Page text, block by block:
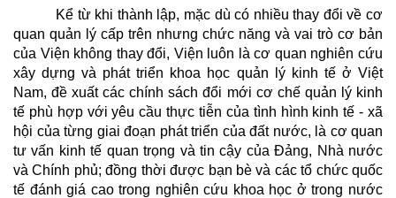
Kể từ khi thành lập, mặc dù có nhiều thay đổi về cơ
quan quản lý cấp trên nhưng chức năng và vai trò cơ bản
của Viện không thay đổi, Viện luôn là cơ quan nghiên cứu
xây dựng và phát triển khoa học quản lý kinh tế ở Việt
Nam, đề xuất các chính sách đổi mới cơ chế quản lý kinh
tế phù hợp với yêu cầu thực tiễn của tình hình kinh tế - xã
hội của từng giai đoạn phát triển của đất nước, là cơ quan
tư vấn kinh tế quan trọng và tin cậy của Đảng, Nhà nước
và Chính phủ; đồng thời được bạn bè và các tổ chức quốc
tế đánh giá cao trong nghiên cứu khoa học ở trong nước